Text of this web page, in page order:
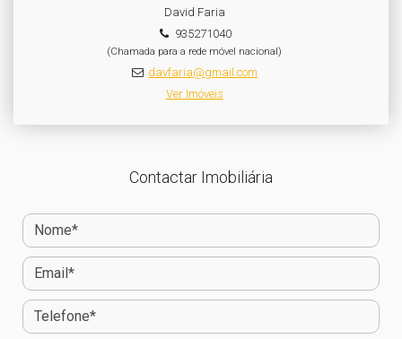
David Faria
935271040
(Chamada para a rede móvel nacional)
davfaria@gmail.com
Ver Imóveis
Contactar Imobiliária